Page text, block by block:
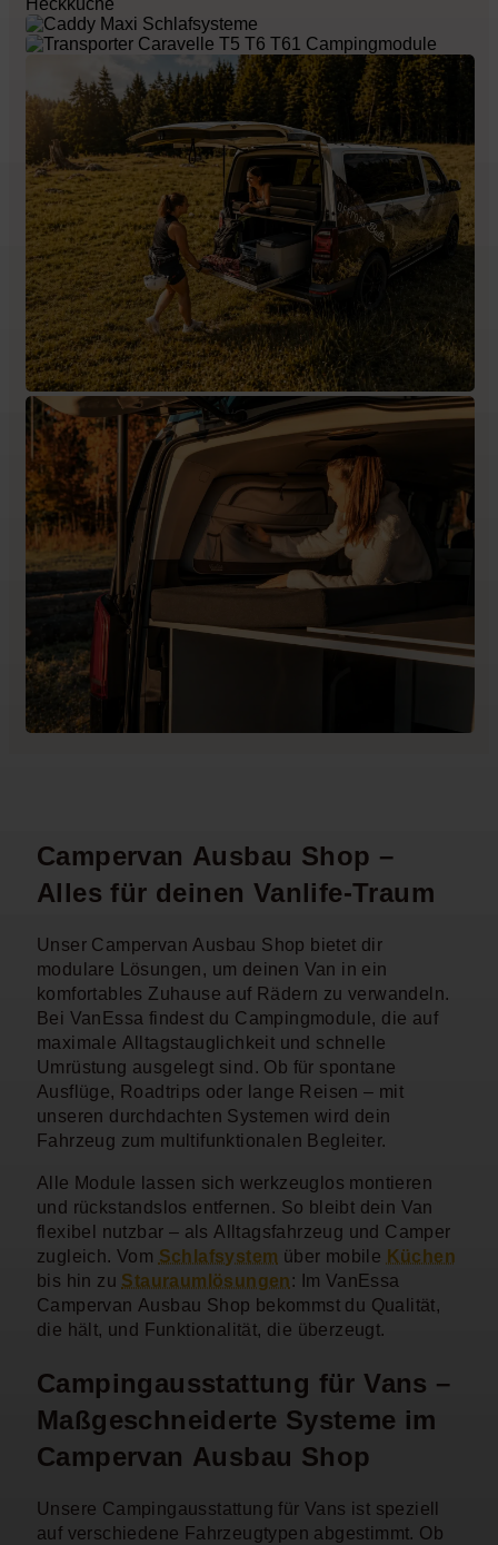
Campervan Ausbau Shop –
Alles für deinen Vanlife-Traum
Unser Campervan Ausbau Shop bietet dir
modulare Lösungen, um deinen Van in ein
komfortables Zuhause auf Rädern zu verwandeln.
Bei VanEssa findest du Campingmodule, die auf
maximale Alltagstauglichkeit und schnelle
Umrüstung ausgelegt sind. Ob für spontane
Ausflüge, Roadtrips oder lange Reisen – mit
unseren durchdachten Systemen wird dein
Fahrzeug zum multifunktionalen Begleiter.
Alle Module lassen sich werkzeuglos montieren
und rückstandslos entfernen. So bleibt dein Van
flexibel nutzbar – als Alltagsfahrzeug und Camper
zugleich. Vom Schlafsystem über mobile Küchen
bis hin zu Stauraumlösungen : Im VanEssa
Campervan Ausbau Shop bekommst du Qualität,
die hält, und Funktionalität, die überzeugt.
Campingausstattung für Vans –
Maßgeschneiderte Systeme im
Campervan Ausbau Shop
Unsere Campingausstattung für Vans ist speziell
auf verschiedene Fahrzeugtypen abgestimmt. Ob